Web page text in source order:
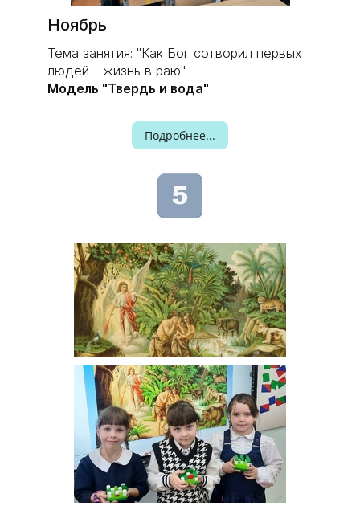
Ноябрь
Тема занятия: "Как Бог сотворил первых
людей - жизнь в раю"
Модель "Твердь и вода"
Подробнее...